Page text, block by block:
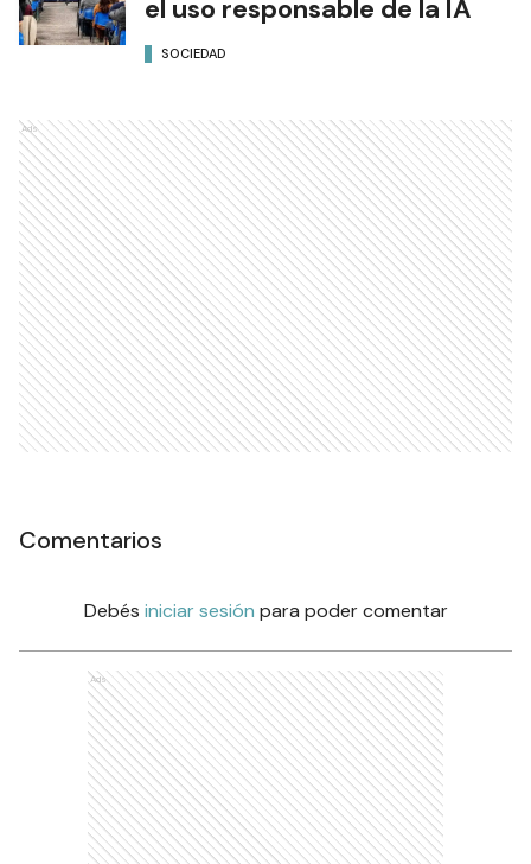
el uso responsable de la IA
SOCIEDAD
Ads
Comentarios
Debés iniciar sesión para poder comentar
Ads